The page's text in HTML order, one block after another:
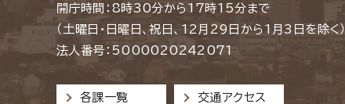
開庁時間：8時30分から17時15分まで
（土曜日・日曜日、祝日、12月29日から1月3日を除く）
法人番号：5000020242071
各課一覧 交通アクセス